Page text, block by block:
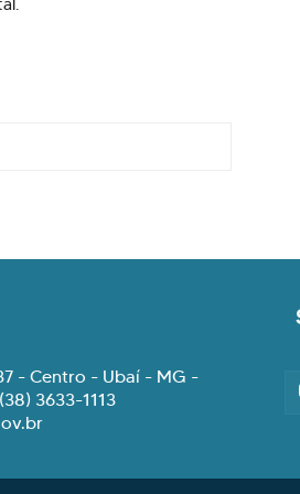
- Centro - Ubaí - MG -
3633-1113